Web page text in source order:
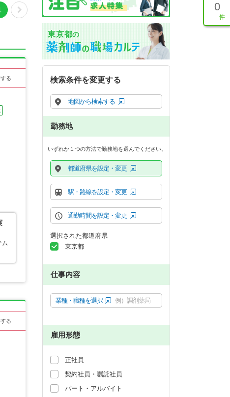
0
る
ム
る
東京都の
検索条件を変更する
地図から検索する
勤務地
いずれか１つの方法で勤務地を選んでください。
都道府県を設定・変更
駅・路線を設定・変更
通勤時間を設定・変更
選択された都道府県
東京都
仕事内容
業種・職種を選択 例）調剤薬局
雇用形態
正社員
契約社員・嘱託社員
パート・アルバイト